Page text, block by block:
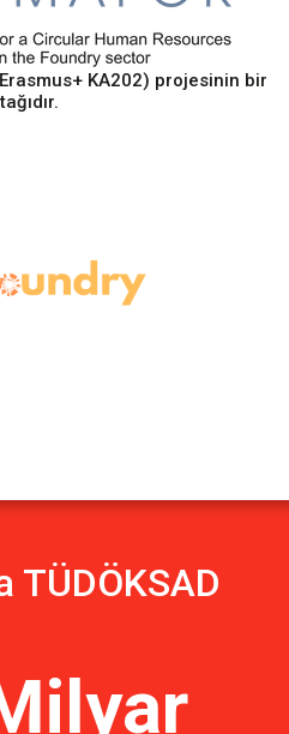
KA202) projesinin bir
TÜDÖKSAD